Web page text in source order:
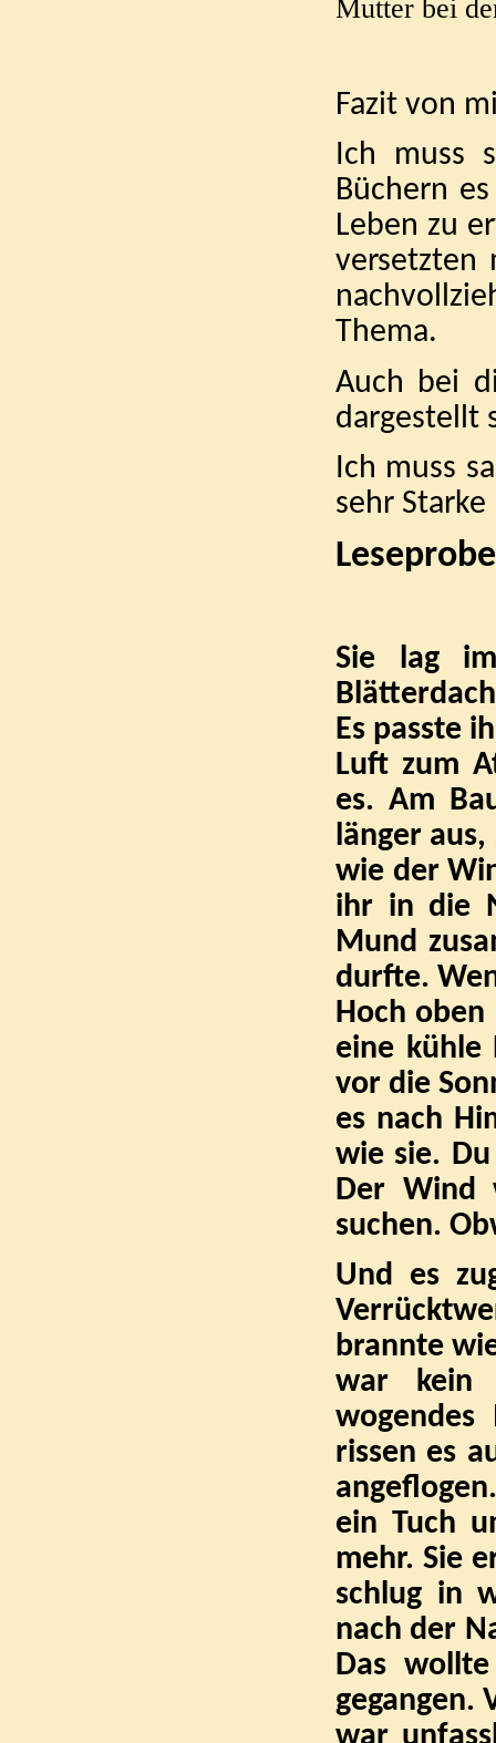
Mutter bei
Fazit von
Ich muss
Büchern
Leben zu
versetzten
Thema.
Auch bei
dargestellt
Ich muss
sehr
Leseprobe
Sie lag
Es passte
Luft zum
es. Am
länger
wie der
ihr in die
Mund
durfte.
Hoch
eine kühle
vor die
es nach
wie sie.
Der Wind
suchen.
Und es
brannte
war kein
rissen es
ein Tuch
mehr. Sie
schlug in
nach der
Das
gegangen.